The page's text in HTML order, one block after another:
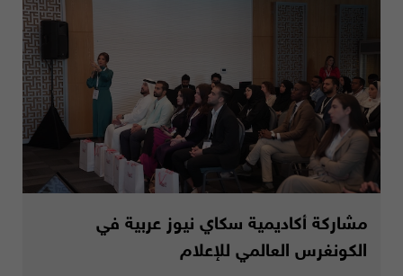
مشاركة أكاديمية سكاي نيوز عربية في
الكونغرس العالمي للإعلام